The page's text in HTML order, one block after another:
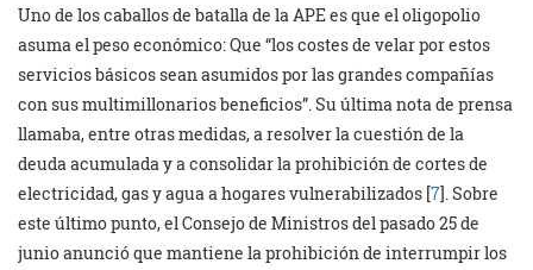
Uno de los caballos de batalla de la APE es que el oligopolio
asuma el peso económico: Que “los costes de velar por estos
servicios básicos sean asumidos por las grandes compañías
con sus multimillonarios beneficios”. Su última nota de prensa
llamaba, entre otras medidas, a resolver la cuestión de la
deuda acumulada y a consolidar la prohibición de cortes de
electricidad, gas y agua a hogares vulnerabilizados [7]. Sobre
este último punto, el Consejo de Ministros del pasado 25 de
junio anunció que mantiene la prohibición de interrumpir los